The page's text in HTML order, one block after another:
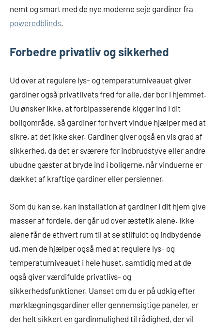
nemt og smart med de nye moderne seje gardiner fra
poweredblinds.
Forbedre privatliv og sikkerhed
Ud over at regulere lys- og temperaturniveauet giver
gardiner også privatlivets fred for alle, der bor i hjemmet.
Du ønsker ikke, at forbipasserende kigger ind i dit
boligområde, så gardiner for hvert vindue hjælper med at
sikre, at det ikke sker. Gardiner giver også en vis grad af
sikkerhed, da det er sværere for indbrudstyve eller andre
ubudne gæster at bryde ind i boligerne, når vinduerne er
dækket af kraftige gardiner eller persienner.
Som du kan se, kan installation af gardiner i dit hjem give
masser af fordele, der går ud over æstetik alene. Ikke
alene får de ethvert rum til at se stilfuldt og indbydende
ud, men de hjælper også med at regulere lys- og
temperaturniveauet i hele huset, samtidig med at de
også giver værdifulde privatlivs- og
sikkerhedsfunktioner. Uanset om du er på udkig efter
mørklægningsgardiner eller gennemsigtige paneler, er
der helt sikkert en gardinmulighed til rådighed, der vil